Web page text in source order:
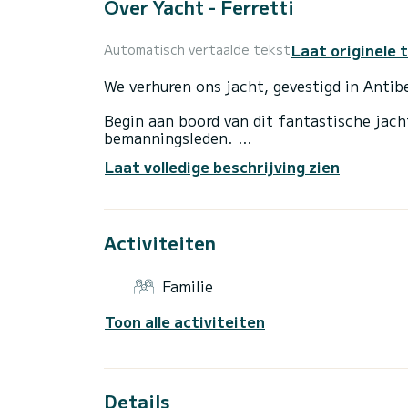
Over Yacht - Ferretti
Automatisch vertaalde tekstLaat originele
We verhuren ons jacht, gevestigd in
Begin aan boord van dit fantastische
bemanningsleden.
4 hutten zijn gereserveerd voor
De boot heeft:
1 peddel - Dekjacuzzi - Waterspeelgoed,
De weergegeven prijs is exclusief
Laat volledige beschrijving zien
Activiteiten
Familie
Toon alle activiteiten
Details